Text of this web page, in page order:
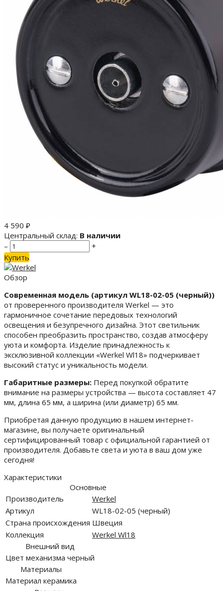
4 590 ₽
Центральный склад: В наличии
–
+
Купить
Обзор
Современная модель (артикул WL18-02-05 (черный))
от проверенного производителя Werkel — это
гармоничное сочетание передовых технологий
освещения и безупречного дизайна. Этот светильник
способен преобразить пространство, создав атмосферу
уюта и комфорта. Изделие принадлежность к
эксклюзивной коллекции «Werkel Wl18» подчеркивает
высокий статус и уникальность модели.
Габаритные размеры: Перед покупкой обратите
внимание на размеры устройства — высота составляет 47
мм, длина 65 мм, а ширина (или диаметр) 65 мм.
Приобретая данную продукцию в нашем интернет-
магазине, вы получаете оригинальный
сертифицированный товар с официальной гарантией от
производителя. Добавьте света и уюта в ваш дом уже
сегодня!
Характеристики
Основные
Производитель
Werkel
Артикул
WL18-02-05 (черный)
Страна происхождения Швеция
Коллекция
Werkel Wl18
Внешний вид
Цвет механизма черный
Материалы
Материал керамика